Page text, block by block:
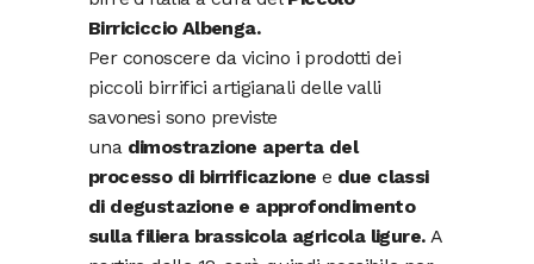
Birriciccio Albenga.
Per conoscere da vicino i prodotti dei
piccoli birrifici artigianali delle valli
savonesi sono previste
una dimostrazione aperta del
processo di birrificazione e due classi
di degustazione e approfondimento
sulla filiera brassicola agricola ligure.A